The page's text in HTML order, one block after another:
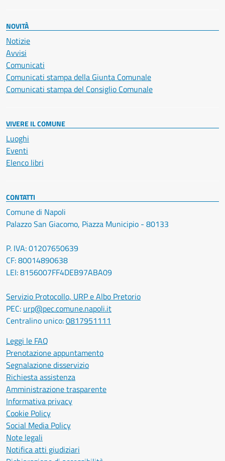
NOVITÀ
Notizie
Avvisi
Comunicati
Comunicati stampa della Giunta Comunale
Comunicati stampa del Consiglio Comunale
VIVERE IL COMUNE
Luoghi
Eventi
Elenco libri
CONTATTI
Comune di Napoli
Palazzo San Giacomo, Piazza Municipio - 80133
P. IVA: 01207650639
CF: 80014890638
LEI: 8156007FF4DEB97ABA09
Servizio Protocollo, URP e Albo Pretorio
PEC: urp@pec.comune.napoli.it
Centralino unico:0817951111
Leggi le FAQ
Prenotazione appuntamento
Segnalazione disservizio
Richiesta assistenza
Amministrazione trasparente
Informativa privacy
Cookie Policy
Social Media Policy
Note legali
Notifica atti giudiziari